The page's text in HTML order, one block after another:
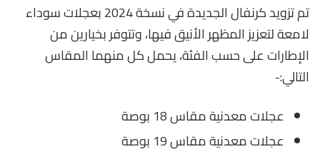
تم تزويد كرنفال الجديدة في نسخة 2024 بعجلات سوداء
لامعة لتعزيز المظهر الأنيق فيها، وتتوفر بخيارين من
الإطارات على حسب الفئة، يحمل كل منهما المقاس
التالي:-
عجلات معدنية مقاس 18 بوصة
عجلات معدنية مقاس 19 بوصة